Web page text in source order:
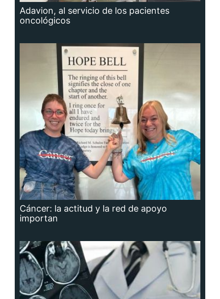
Adavion, al servicio de los pacientes
oncológicos
Cáncer: la actitud y la red de apoyo
importan